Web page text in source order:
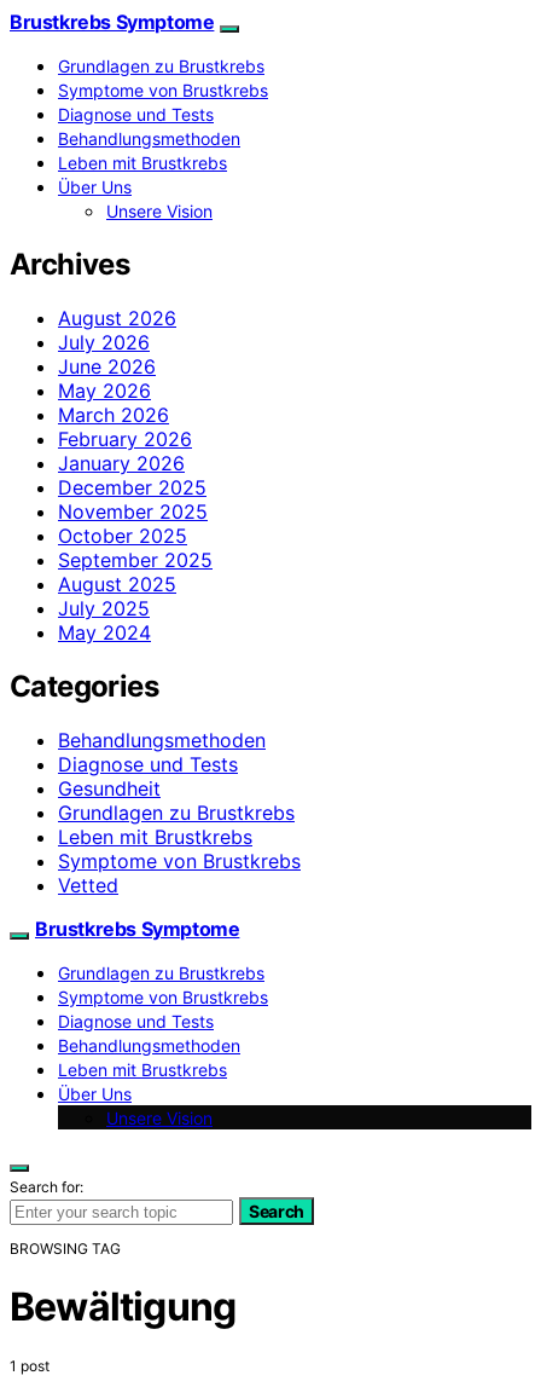
Brustkrebs Symptome
Grundlagen zu Brustkrebs
Symptome von Brustkrebs
Diagnose und Tests
Behandlungsmethoden
Leben mit Brustkrebs
Über Uns
Unsere Vision
Archives
August 2026
July 2026
June 2026
May 2026
March 2026
February 2026
January 2026
December 2025
November 2025
October 2025
September 2025
August 2025
July 2025
May 2024
Categories
Behandlungsmethoden
Diagnose und Tests
Gesundheit
Grundlagen zu Brustkrebs
Leben mit Brustkrebs
Symptome von Brustkrebs
Vetted
Brustkrebs Symptome
Grundlagen zu Brustkrebs
Symptome von Brustkrebs
Diagnose und Tests
Behandlungsmethoden
Leben mit Brustkrebs
Über Uns
Unsere Vision
Search for:
Search
BROWSING TAG
Bewältigung
1 post